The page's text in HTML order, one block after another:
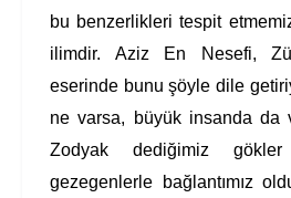
bu benzerlikleri tespit
ilimdir. Aziz En Nesefi,
eserinde bunu şöyle dile
ne varsa, büyük insanda da
Zodyak dediğimiz
gezegenlerle bağlantımız